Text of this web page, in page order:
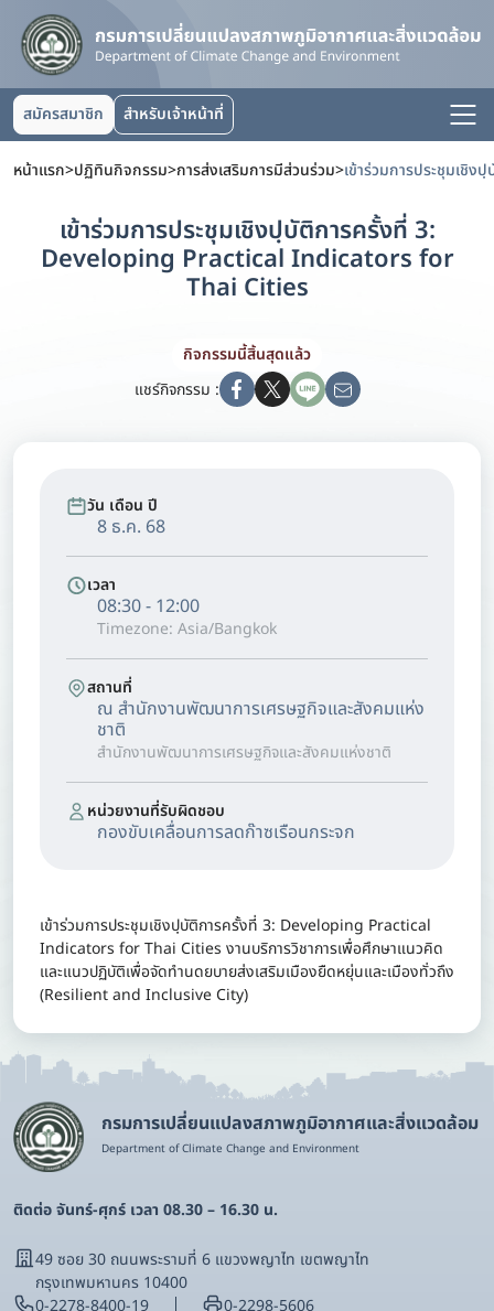
สมัครสมาชิก สำหรับเจ้าหน้าที่
หน้าแรก>ปฏิทินกิจกรรม>การส่งเสริมการมีส่วนร่วม>
เข้าร่วมการประชุมเชิงปฺบัติการครั้งที่ 3:
Developing Practical Indicators for
Thai Cities
กิจกรรมนี้สิ้นสุดแล้ว
แชร์กิจกรรม :
วัน เดือน ปี
8 ธ.ค. 68
เวลา
08:30 - 12:00
Timezone: Asia/Bangkok
สถานที่
ณ สำนักงานพัฒนาการเศรษฐกิจและสังคมแห่ง
ชาติ
สำนักงานพัฒนาการเศรษฐกิจและสังคมแห่งชาติ
หน่วยงานที่รับผิดชอบ
กองขับเคลื่อนการลดก๊าซเรือนกระจก
เข้าร่วมการประชุมเชิงปฺบัติการครั้งที่ 3: Developing Practical
Indicators for Thai Cities งานบริการวิชาการเพื่อศึกษาแนวคิด
และแนวปฏิบัติเพื่อจัดทำนดยบายส่งเสริมเมืองยืดหยุ่นและเมืองทั่วถึง
(Resilient and Inclusive City)
กรมการเปลี่ยนแปลงสภาพภูมิอากาศและสิ่งแวดล้อม
Department of Climate Change and Environment
ติดต่อ จันทร์-ศุกร์ เวลา 08.30 – 16.30 น.
49 ซอย 30 ถนนพระรามที่ 6 แขวงพญาไท เขตพญาไท
กรุงเทพมหานคร 10400
0-2278-8400-19
0-2298-5606